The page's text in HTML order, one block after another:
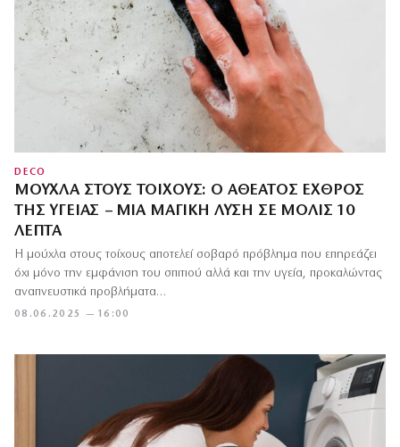
DECO
ΜΟΎΧΛΑ ΣΤΟΥΣ ΤΟΊΧΟΥΣ: Ο ΑΘΈΑΤΟΣ ΕΧΘΡΌΣ
ΤΗΣ ΥΓΕΊΑΣ – ΜΙΑ ΜΑΓΙΚΉ ΛΎΣΗ ΣΕ ΜΌΛΙΣ 10
ΛΕΠΤΆ
08.06.2025 — 16:00
Η μούχλα στους τοίχους αποτελεί σοβαρό πρόβλημα που επηρεάζει
όχι μόνο την εμφάνιση του σπιτιού αλλά και την υγεία, προκαλώντας
αναπνευστικά προβλήματα…